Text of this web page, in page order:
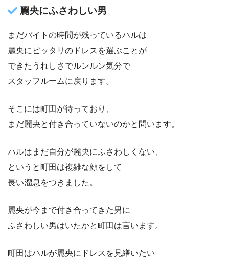
麗央にふさわしい男
まだバイトの時間が残っているハルは
麗央にピッタリのドレスを選ぶことが
できたうれしさでルンルン気分で
スタッフルームに戻ります。
そこには町田が待っており、
まだ麗央と付き合っていないのかと問います。
ハルはまだ自分が麗央にふさわしくない、
というと町田は複雑な顔をして
長い溜息をつきました。
麗央が今まで付き合ってきた男に
ふさわしい男はいたかと町田は言います。
町田はハルが麗央にドレスを見繕いたい